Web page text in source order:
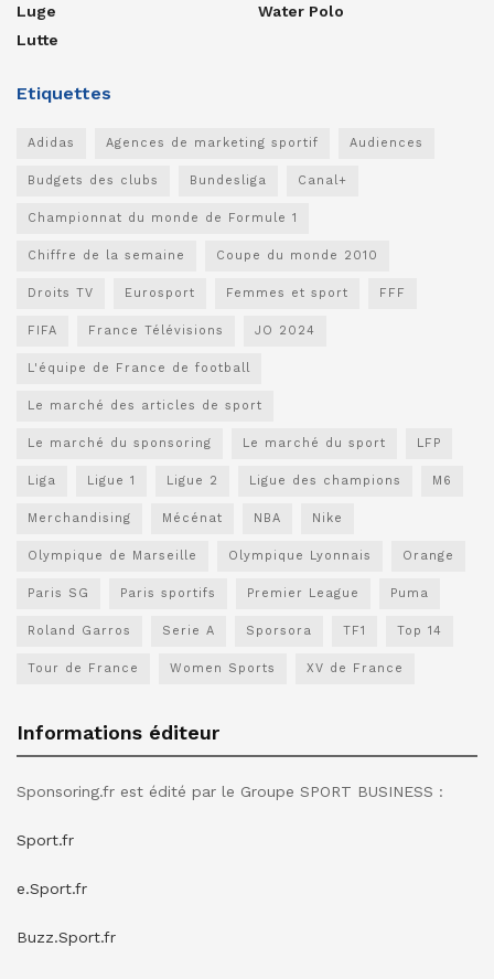
Luge
Lutte
Water Polo
Etiquettes
Adidas Agences de marketing sportif Audiences
Budgets des clubs Bundesliga Canal+
Championnat du monde de Formule 1
Chiffre de la semaine Coupe du monde 2010
Droits TV Eurosport Femmes et sport FFF
FIFA France Télévisions JO 2024
L'équipe de France de football
Le marché des articles de sport
Le marché du sponsoring Le marché du sport LFP
Liga Ligue 1 Ligue 2 Ligue des champions M6
Merchandising Mécénat NBA Nike
Olympique de Marseille Olympique Lyonnais Orange
Paris SG Paris sportifs Premier League Puma
Roland Garros Serie A Sporsora TF1 Top 14
Tour de France Women Sports XV de France
Informations éditeur
Sponsoring.fr est édité par le Groupe SPORT BUSINESS :
Sport.fr
e.Sport.fr
Buzz.Sport.fr